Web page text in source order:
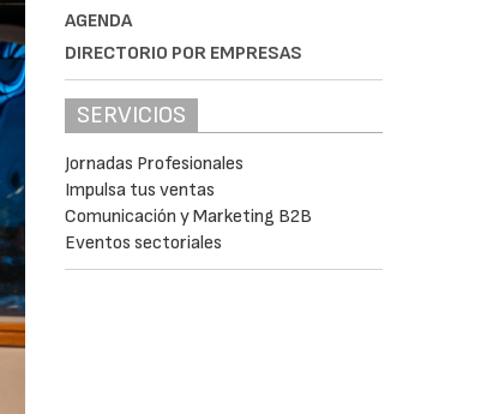
AGENDA
DIRECTORIO POR EMPRESAS
SERVICIOS
Jornadas Profesionales
Impulsa tus ventas
Comunicación y Marketing B2B
Eventos sectoriales